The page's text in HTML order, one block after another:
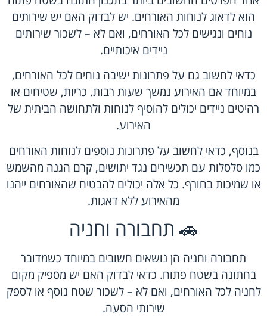
הוא לדאוג לנוחות האורחים. יש לבדוק האם יש שירותים
נוחים ונגישים לכל האורחים, ואם לא – לשכור שירותים
ניידים איכותיים.
כדאי לחשוב גם על פתרונות ישיבה נוחים לכל האורחים,
במיוחד אם האירוע נמשך שעות רבות. כריות, שטיחים או
רהיטים ניידים יכולים להוסיף לנוחות ולתחושה הביתית של
האירוע.
בנוסף, כדאי לחשוב על פתרונות נוספים לנוחות האורחים
כמו סלסלות עם תכשירים נגד יתושים, קרם הגנה מהשמש
או שמיכות בחורף. כל אלה יכולים להבטיח שהאורחים ייהנו
מהאירוע ללא דאגות.
🚗 תחבורה וחניה
תחבורה וחניה הן נושאים חשובים במיוחד כשמדובר
בחתונה בשטח פתוח. כדאי לבדוק האם יש מספיק מקום
לחניה לכל האורחים, ואם לא – לשכור שטח נוסף או לספק
שירותי הסעה.